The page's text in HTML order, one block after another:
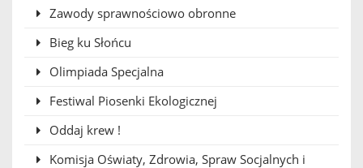
Zawody sprawnościowo obronne
Bieg ku Słońcu
Olimpiada Specjalna
Festiwal Piosenki Ekologicznej
Oddaj krew !
Komisja Oświaty, Zdrowia, Spraw Socjalnych i